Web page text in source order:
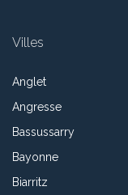
Villes
Anglet
Angresse
Bassussarry
Bayonne
Biarritz